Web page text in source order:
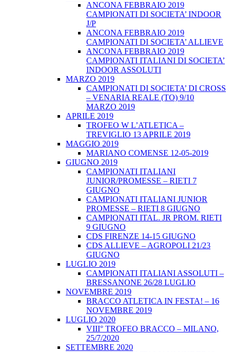
ANCONA FEBBRAIO 2019
CAMPIONATI DI SOCIETA’ INDOOR
J/P
ANCONA FEBBRAIO 2019
CAMPIONATI DI SOCIETA’ ALLIEVE
ANCONA FEBBRAIO 2019
CAMPIONATI ITALIANI DI SOCIETA’
INDOOR ASSOLUTI
MARZO 2019
CAMPIONATI DI SOCIETA’ DI CROSS
– VENARIA REALE (TO) 9/10
MARZO 2019
APRILE 2019
TROFEO W L’ATLETICA –
TREVIGLIO 13 APRILE 2019
MAGGIO 2019
MARIANO COMENSE 12-05-2019
GIUGNO 2019
CAMPIONATI ITALIANI
JUNIOR/PROMESSE – RIETI 7
GIUGNO
CAMPIONATI ITALIANI JUNIOR
PROMESSE – RIETI 8 GIUGNO
CAMPIONATI ITAL. JR PROM. RIETI
9 GIUGNO
CDS FIRENZE 14-15 GIUGNO
CDS ALLIEVE – AGROPOLI 21/23
GIUGNO
LUGLIO 2019
CAMPIONATI ITALIANI ASSOLUTI –
BRESSANONE 26/28 LUGLIO
NOVEMBRE 2019
BRACCO ATLETICA IN FESTA! – 16
NOVEMBRE 2019
LUGLIO 2020
VIII° TROFEO BRACCO – MILANO,
25/7/2020
SETTEMBRE 2020